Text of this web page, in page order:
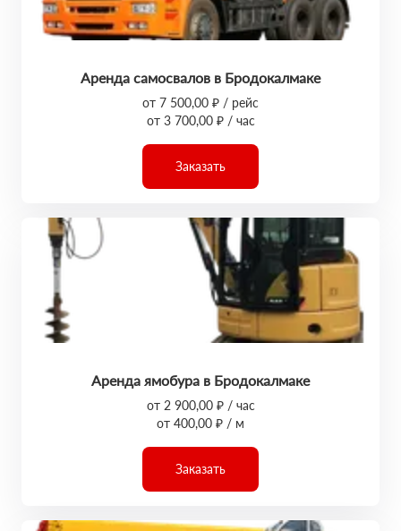
Аренда самосвалов в Бродокалмаке
от 7 500,00 ₽ / рейс
от 3 700,00 ₽ / час
Заказать
Аренда ямобура в Бродокалмаке
от 2 900,00 ₽ / час
от 400,00 ₽ / м
Заказать